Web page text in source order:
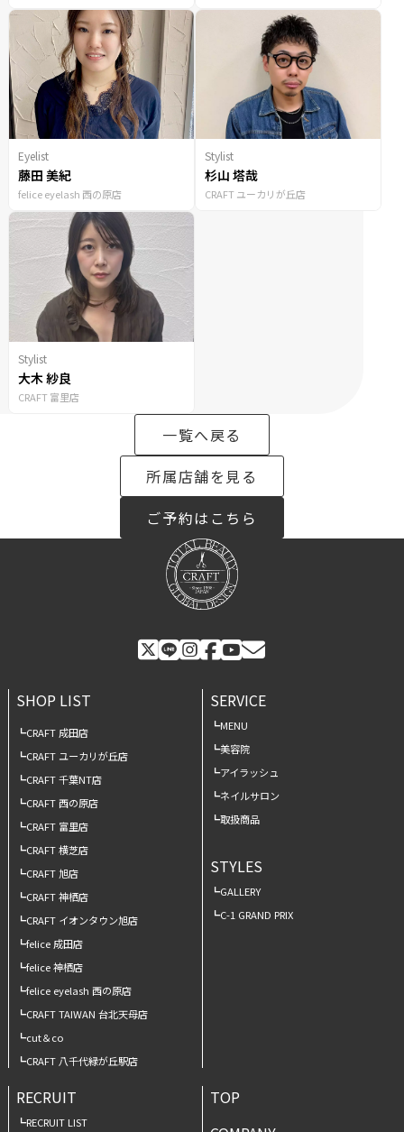
Eyelist
藤田 美紀
felice eyelash 西の原店
Stylist
杉山 塔哉
CRAFT ユーカリが丘店
Stylist
大木 紗良
CRAFT 富里店
一覧へ戻る
所属店舗を見る
ご予約はこちら
SHOP LIST
CRAFT 成田店
CRAFT ユーカリが丘店
CRAFT 千葉NT店
CRAFT 西の原店
CRAFT 富里店
CRAFT 横芝店
CRAFT 旭店
CRAFT 神栖店
CRAFT イオンタウン旭店
felice 成田店
felice 神栖店
felice eyelash 西の原店
CRAFT TAIWAN 台北天母店
cut＆co
CRAFT 八千代緑が丘駅店
SERVICE
MENU
美容院
アイラッシュ
ネイルサロン
取扱商品
STYLES
GALLERY
C-1 GRAND PRIX
RECRUIT
RECRUIT LIST
TOP